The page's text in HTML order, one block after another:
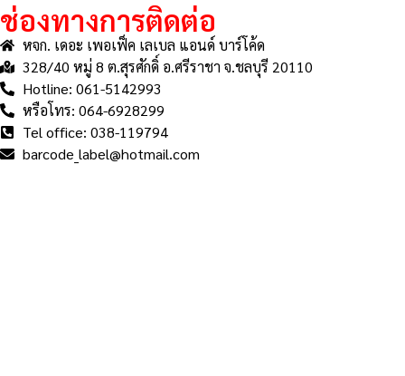
ช่องทางการติดต่อ
หจก. เดอะ เพอเฟ็ค เลเบล แอนด์ บาร์โค้ด
328/40 หมู่ 8 ต.สุรศักดิ์ อ.ศรีราชา จ.ชลบุรี 20110
Hotline: 061-5142993
หรือโทร: 064-6928299
Tel office: 038-119794
barcode_label@hotmail.com